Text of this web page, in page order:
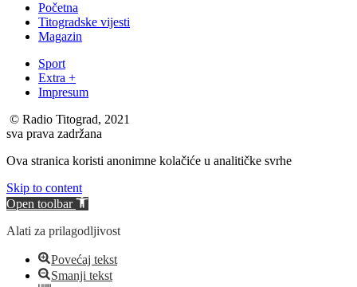
Početna
Titogradske vijesti
Magazin
Sport
Extra +
Impresum
© Radio Titograd, 2021
sva prava zadržana
Ova stranica koristi anonimne kolačiće u analitičke svrhe
Skip to content
Open toolbar
Alati za prilagodljivost
Povećaj tekst
Smanji tekst